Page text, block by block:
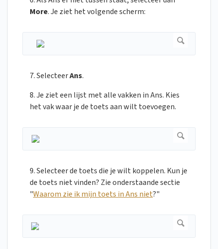
More. Je ziet het volgende scherm:
7. SelecteerAns.
8. Je ziet een lijst met alle vakken in Ans. Kies
het vak waar je de toets aan wilt toevoegen.
9. Selecteer de toets die je wilt koppelen. Kun je
de toets niet vinden? Zie onderstaande sectie
"Waarom zie ik mijn toets in Ans niet?"